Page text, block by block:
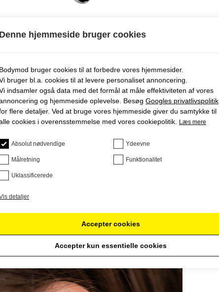
hjemmeside bruger cookies
bruger cookies til at forbedre vores hjemmesider.
bruger bl.a. cookies til at levere personaliset annoncering.
indsamler også data med det formål at måle effektiviteten af ​​vores
og hjemmeside oplevelse. Besøg Googles privatlivspolitik
flere detaljer. Ved at bruge vores hjemmeside giver du samtykke til
cookies i overensstemmelse med vores cookiepolitik.
Læs mere
Absolut nødvendige Ydeevne
Målretning Funktionalitet
Uklassificerede
detaljer
Accepter cookies
Accepter kun essentielle cookies